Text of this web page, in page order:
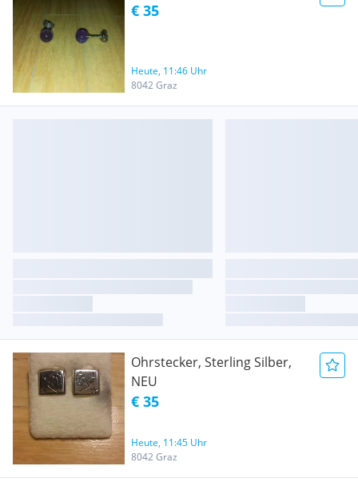
€ 35
Heute, 11:46 Uhr
8042 Graz
Ohrstecker, Sterling Silber,
NEU
€ 35
Heute, 11:45 Uhr
8042 Graz